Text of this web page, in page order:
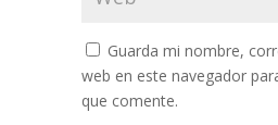
Guarda mi nombre,
web en este navegador
que comente.